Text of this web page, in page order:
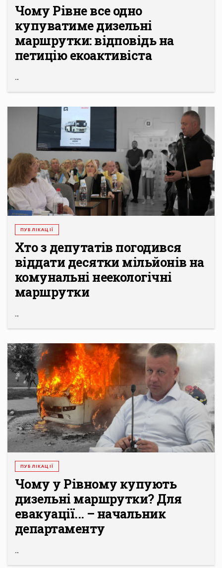
Чому Рівне все одно
купуватиме дизельні
маршрутки: відповідь на
петицію екоактивіста
...
ПУБЛІКАЦІЇ
Хто з депутатів погодився
віддати десятки мільйонів на
комунальні неекологічні
маршрутки
...
ПУБЛІКАЦІЇ
Чому у Рівному купують
дизельні маршрутки? Для
евакуації... – начальник
департаменту
...